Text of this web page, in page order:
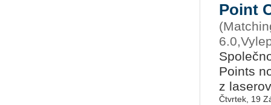
Point
Points
z
Čtvrtek, 19